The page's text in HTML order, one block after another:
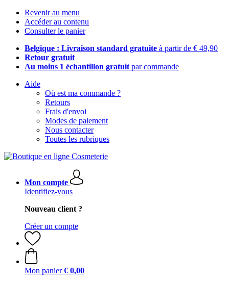
Revenir au menu
Accéder au contenu
Consulter le panier
Belgique : Livraison standard gratuite à partir de € 49,90
Retour gratuit
Au moins 1 échantillon gratuit par commande
Aide
Où est ma commande ?
Retours
Frais d'envoi
Modes de paiement
Nous contacter
Toutes les rubriques
Mon compte
Identifiez-vous
Nouveau client ?
Créer un compte
Mon panier € 0,00